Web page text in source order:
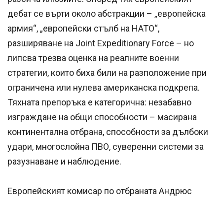
дебат се върти около абстракции – „европейска
армия“, „европейски стълб на НАТО“,
разширяване на Joint Expeditionary Force – но
липсва трезва оценка на реалните военни
стратегии, които биха били на разположение при
ограничена или нулева американска подкрепа.
Тяхната препоръка е категорична: незабавно
изграждане на общи способности – масирана
континентална отбрана, способности за дълбоки
удари, многослойна ПВО, суверенни системи за
разузнаване и наблюдение.
Европейският комисар по отбраната Андрюс